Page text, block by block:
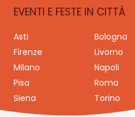
EVENTI E FESTE IN CITTÀ
Asti Bologna
Firenze
Livorno
Milano
Napoli
Pisa
Roma
Siena
Torino